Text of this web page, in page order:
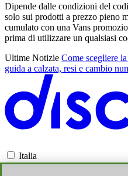
Dipende dalle condizioni del
solo sui prodotti a prezzo pieno
cumulato con una Vans
prima di utilizzare un qualsiasi
Ultime Notizie Come scegliere
guida a calzata, resi e cambio
Italia